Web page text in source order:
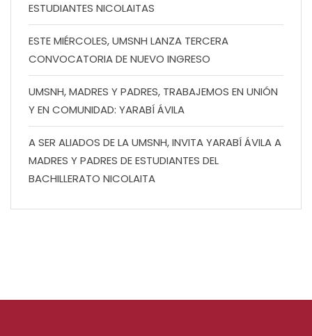
ESTUDIANTES NICOLAITAS
ESTE MIÉRCOLES, UMSNH LANZA TERCERA
CONVOCATORIA DE NUEVO INGRESO
UMSNH, MADRES Y PADRES, TRABAJEMOS EN UNIÓN
Y EN COMUNIDAD: YARABÍ ÁVILA
A SER ALIADOS DE LA UMSNH, INVITA YARABÍ ÁVILA A
MADRES Y PADRES DE ESTUDIANTES DEL
BACHILLERATO NICOLAITA